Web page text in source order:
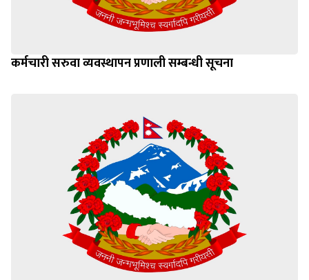
कर्मचारी सरुवा व्यवस्थापन प्रणाली सम्बन्धी सूचना